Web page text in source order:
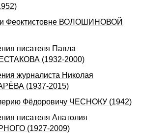
Феоктистовне ВОЛОШИНОВОЙ
писателя Павла
(1932-2000)
журналиста Николая
(1937-2015)
Фёдоровичу ЧЕСНОКУ (1942)
писателя Анатолия
(1927-2009)